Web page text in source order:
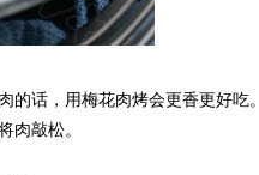
话，用梅花肉烤会更香更好吃。
肉敲松。